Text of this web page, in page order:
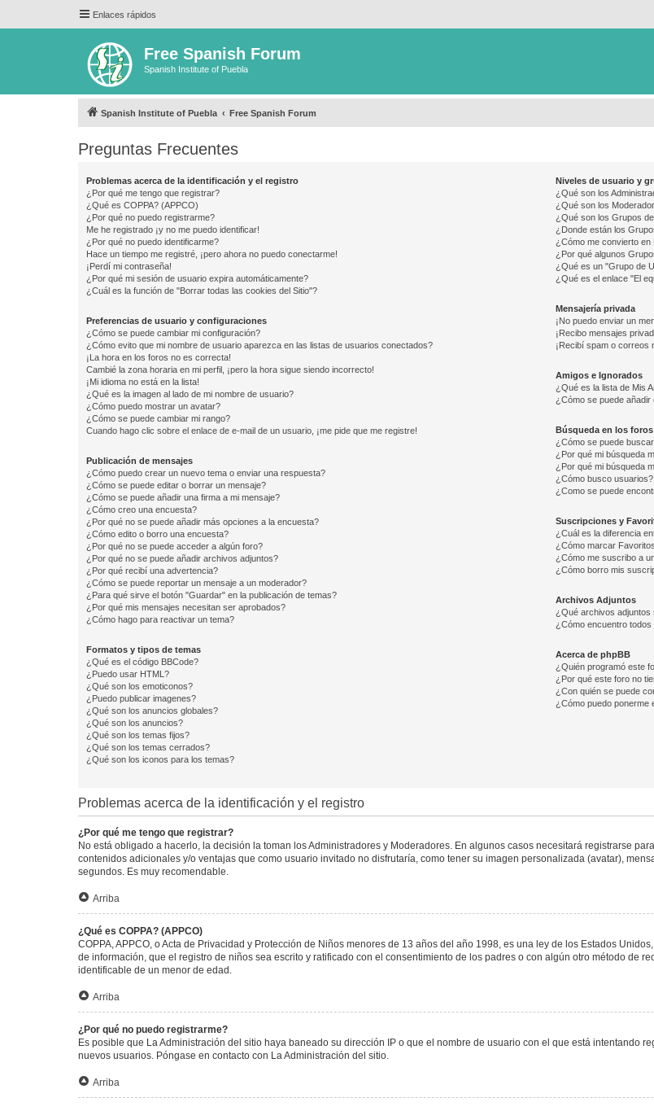
Enlaces rápidos
Free Spanish Forum
Spanish Institute of Puebla
Spanish Institute of Puebla Free Spanish Forum
Preguntas Frecuentes
Problemas acerca de la identificación y el registro
¿Por qué me tengo que registrar?
¿Qué es COPPA? (APPCO)
¿Por qué no puedo registrarme?
Me he registrado ¡y no me puedo identificar!
¿Por qué no puedo identificarme?
Hace un tiempo me registré, ¡pero ahora no puedo conectarme!
¡Perdí mi contraseña!
¿Por qué mi sesión de usuario expira automáticamente?
¿Cuál es la función de "Borrar todas las cookies del Sitio"?
Preferencias de usuario y configuraciones
¿Cómo se puede cambiar mi configuración?
¿Cómo evito que mi nombre de usuario aparezca en las listas de usuarios conectados?
¡La hora en los foros no es correcta!
Cambié la zona horaria en mi perfil, ¡pero la hora sigue siendo incorrecto!
¡Mi idioma no está en la lista!
¿Qué es la imagen al lado de mi nombre de usuario?
¿Cómo puedo mostrar un avatar?
¿Cómo se puede cambiar mi rango?
Cuando hago clic sobre el enlace de e-mail de un usuario, ¡me pide que me registre!
Publicación de mensajes
¿Cómo puedo crear un nuevo tema o enviar una respuesta?
¿Cómo se puede editar o borrar un mensaje?
¿Cómo se puede añadir una firma a mi mensaje?
¿Cómo creo una encuesta?
¿Por qué no se puede añadir más opciones a la encuesta?
¿Cómo edito o borro una encuesta?
¿Por qué no se puede acceder a algún foro?
¿Por qué no se puede añadir archivos adjuntos?
¿Por qué recibí una advertencia?
¿Cómo se puede reportar un mensaje a un moderador?
¿Para qué sirve el botón "Guardar" en la publicación de temas?
¿Por qué mis mensajes necesitan ser aprobados?
¿Cómo hago para reactivar un tema?
Formatos y tipos de temas
¿Qué es el código BBCode?
¿Puedo usar HTML?
¿Qué son los emoticonos?
¿Puedo publicar imagenes?
¿Qué son los anuncios globales?
¿Qué son los anuncios?
¿Qué son los temas fijos?
¿Qué son los temas cerrados?
¿Qué son los iconos para los temas?
Niveles de usuario y
¿Qué son los
¿Qué son los
¿Qué son los Grupos
¿Donde están los
¿Cómo me convierto
¿Por qué algunos
¿Qué es un "Grupo de
¿Qué es el enlace "El
Mensajería privada
¡No puedo enviar un
¡Recibo mensajes
¡Recibí spam o correos
Amigos e Ignorados
¿Qué es la lista de Mis
¿Cómo se puede
Búsqueda en los foros
¿Cómo se puede
¿Por qué mi búsqueda
¿Por qué mi búsqueda
¿Cómo busco usuarios?
¿Como se puede
Suscripciones y
¿Cuál es la diferencia
¿Cómo marcar
¿Cómo me suscribo a
¿Cómo borro mis
Archivos Adjuntos
¿Qué archivos adjuntos
¿Cómo encuentro
Acerca de phpBB
¿Quién programó este
¿Por qué este foro no
¿Con quién se puede
¿Cómo puedo ponerme
Problemas acerca de la identificación y el registro
¿Por qué me tengo que registrar?
No está obligado a hacerlo, la decisión la toman los Administradores y Moderadores. En algunos casos necesitará registrarse
contenidos adicionales y/o ventajas que como usuario invitado no disfrutaría, como tener su imagen personalizada (avatar),
segundos. Es muy recomendable.
Arriba
¿Qué es COPPA? (APPCO)
COPPA, APPCO, o Acta de Privacidad y Protección de Niños menores de 13 años del año 1998, es una ley de los Estados
de información, que el registro de niños sea escrito y ratificado con el consentimiento de los padres o con algún otro método de
identificable de un menor de edad.
Arriba
¿Por qué no puedo registrarme?
Es posible que La Administración del sitio haya baneado su dirección IP o que el nombre de usuario con el que está intentando
nuevos usuarios. Póngase en contacto con La Administración del sitio.
Arriba